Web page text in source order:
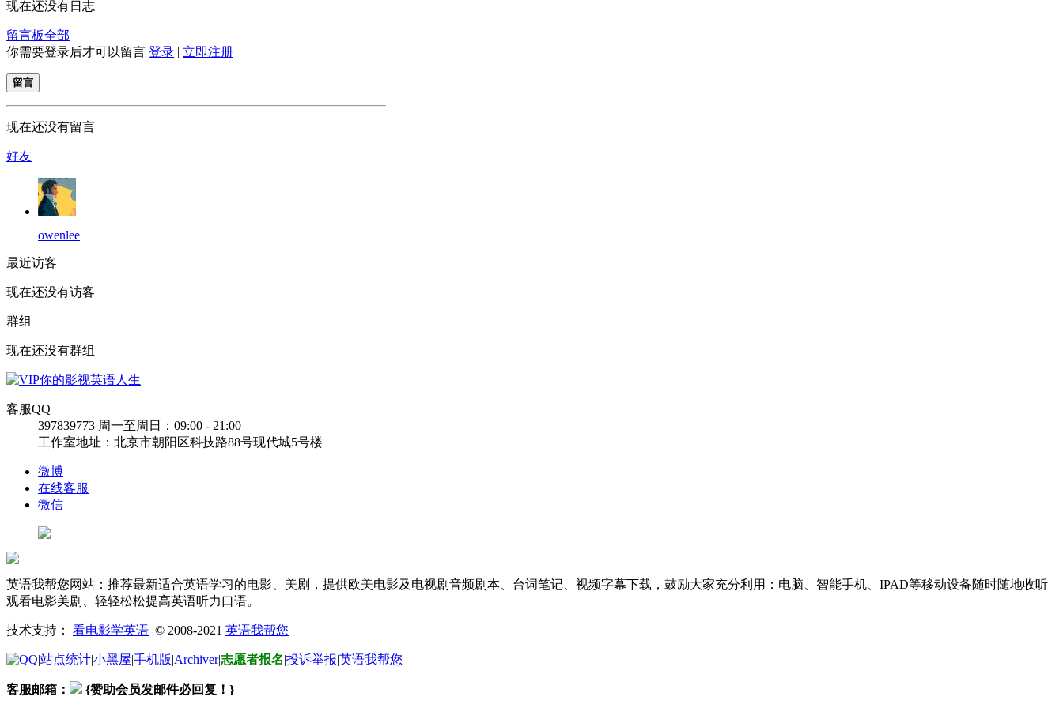
现在还没有日志
留言板全部
你需要登录后才可以留言 登录 | 立即注册
留言
现在还没有留言
好友
owenlee
最近访客
现在还没有访客
群组
现在还没有群组
客服QQ
397839773 周一至周日：09:00 - 21:00
工作室地址：北京市朝阳区科技路88号现代城5号楼
微博
在线客服
微信
英语我帮您网站：推荐最新适合英语学习的电影、美剧，提供欧美电影及电视剧音频剧本、台词笔记、视频字幕下载，鼓励大家充分利用：电脑、智能手机、IPAD等移动设备随时随地收听
观看电影美剧、轻轻松松提高英语听力口语。
技术支持： 看电影学英语 © 2008-2021 英语我帮您
|站点统计|小黑屋|手机版|Archiver|志愿者报名|投诉举报|英语我帮您
客服邮箱： {赞助会员发邮件必回复！}